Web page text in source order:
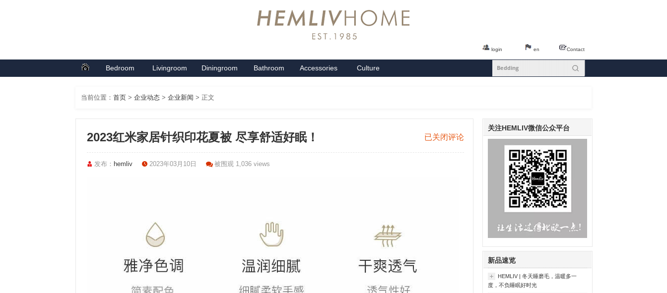
Contact
en
login
Bedroom Livingroom Diningroom Bathroom Accessories Culture
当前位置： 首页 > 企业动态 > 企业新闻 > 正文
2023
红
已关闭评论
2023红米家居针织印花夏被 尽享舒适好眠！
发布： hemliv 2023年03月10日 被围观 1,036 views
关注HEMLIV微信公众平台
新品速览
HEMLIV | 冬天睡磨毛，温暖多一
度，不负睡眠好时光